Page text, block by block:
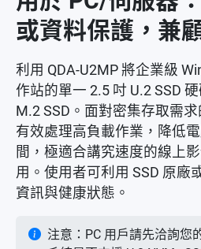
或資料保護，兼
利用 QDA-U2MP 將企業級
作站的單一 2.5 吋 U.2 SSD
M.2 SSD。面對密集存取需
有效處理高負載作業，降低
間，極適合講究速度的線上
用。使用者可利用 SSD 原廠
資訊與健康狀態。
注意：PC 用戶請先洽詢您